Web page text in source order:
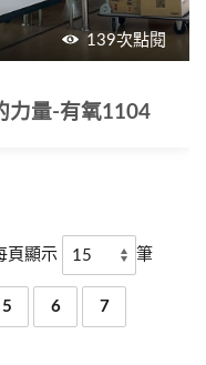
139次點閱
力量-有氧1104
頁顯示 筆
5 6 7